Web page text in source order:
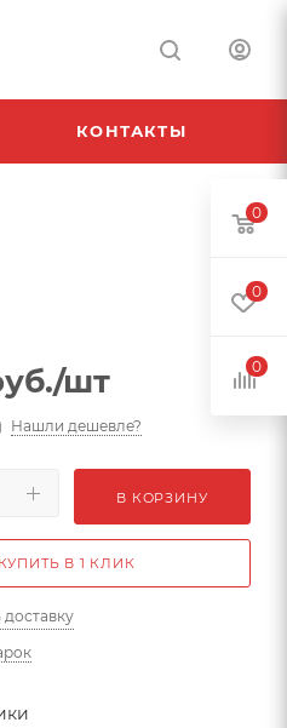
КОНТАКТЫ
/шт
Нашли дешевле?
В КОРЗИНУ
КУПИТЬ В 1 КЛИК
доставку
0
0
0